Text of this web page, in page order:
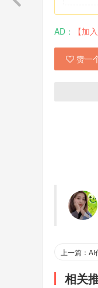
AD： 【加
赞一
相关